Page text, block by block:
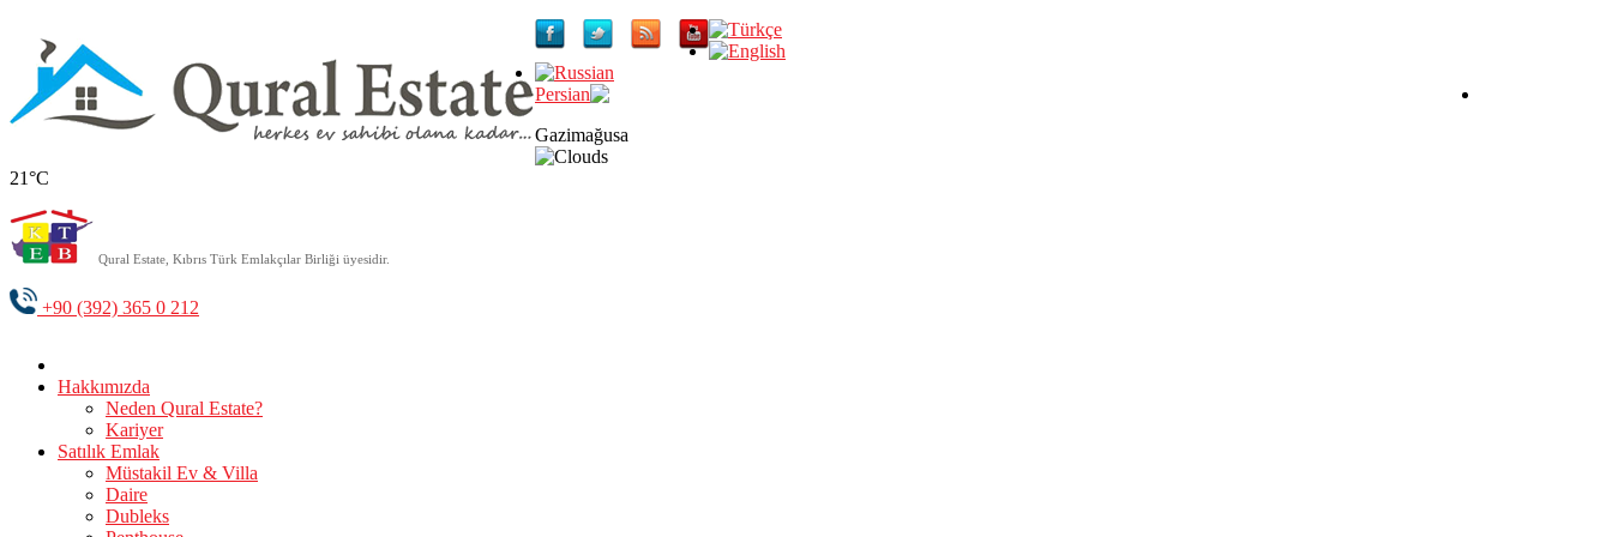
Gazimağusa
21°C
Qural Estate, Kıbrıs Türk Emlakçılar Birliği üyesidir.
+90 (392) 365 0 212
Hakkımızda
Neden Qural Estate?
Kariyer
Satılık Emlak
Müstakil Ev & Villa
Daire
Dubleks